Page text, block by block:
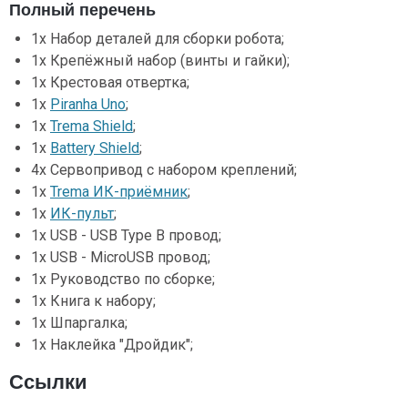
Полный перечень
1x Набор деталей для сборки робота;
1x Крепёжный набор (винты и гайки);
1x Крестовая отвертка;
1х Piranha Uno;
1х Trema Shield;
1х Battery Shield;
4x Сервопривод с набором креплений;
1х Trema ИК-приёмник;
1х ИК-пульт;
1х USB - USB Type B провод;
1х USB - MicroUSB провод;
1х Руководство по сборке;
1х Книга к набору;
1х Шпаргалка;
1х Наклейка "Дройдик";
Ссылки